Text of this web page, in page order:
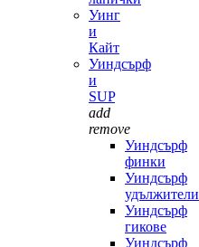
Уинг
и
Кайт
Уиндсърф
и
SUP
add
remove
Уиндсърф
финки
Уиндсърф
удължители
Уиндсърф
гикове
Уиндсърф